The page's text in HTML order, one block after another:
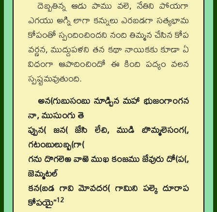
దెబ్బతిన్న ఆడు పాము వలె, నేతిని పోయగా
ఎగయు అగ్ని లాగా కన్నులు ఎరబడగా సత్యభామ
కోపంతో స్పందించిందని నంది తిమ్మన చేసిన కోప
వర్ణన, ముద్దుపళని తన కథా నాయికకు కూడా ఏ
విధంగా ఆపాదించిందో ఈ కింది పద్యం వలన
స్పష్టమవుతుంది.
అన(గుబుసంబు నూడ్చిన మహా భుజంగాంగన
నా, ముసుంగు తె
ప్పున( జన( జేసి లేచి, ముడి బొమ్మలెసంగ(,
గటంబులుబ్బ(గా(
గను దొగలెఱ వాఱె ముఖ కంజము జేవురు దో(ప(,
జెమ్మటల్
కన(బడ గావి మోవదర( గామిని పల్కె దూరాప
కోపయై”12